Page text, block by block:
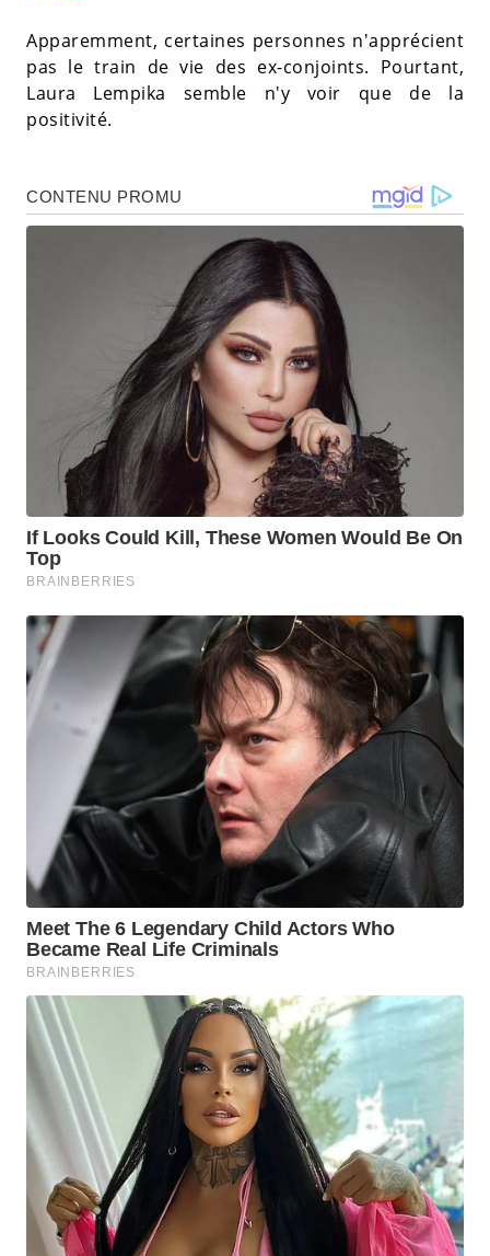
Apparemment, certaines personnes n'apprécient
pas le train de vie des ex-conjoints. Pourtant,
Laura Lempika semble n'y voir que de la
positivité.